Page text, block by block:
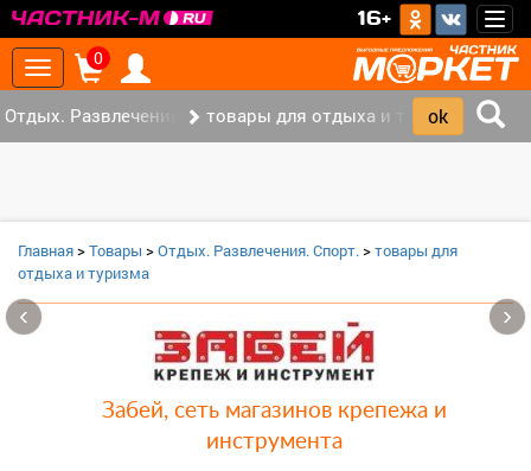
16+
Toggle
navigation
0
Отдых. Развлечения. Спорт. (2)товары для отдыха и туризма (1)
Главная>Товары >Отдых. Развлечения. Спорт.>товары для
отдыха и туризма
Забей, сеть магазинов крепежа и
инструмента
‹ ›